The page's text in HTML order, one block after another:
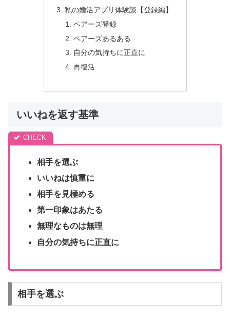
私の婚活アプリ体験談【登録編】
ペアーズ登録
ペアーズあるある
自分の気持ちに正直に
再復活
いいねを返す基準
相手を選ぶ
いいねは慎重に
相手を見極める
第一印象はあたる
無理なものは無理
自分の気持ちに正直に
相手を選ぶ